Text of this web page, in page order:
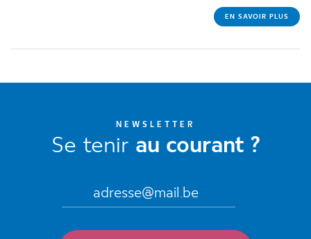
EN SAVOIR PLUS
NEWSLETTER
Se tenir au courant ?